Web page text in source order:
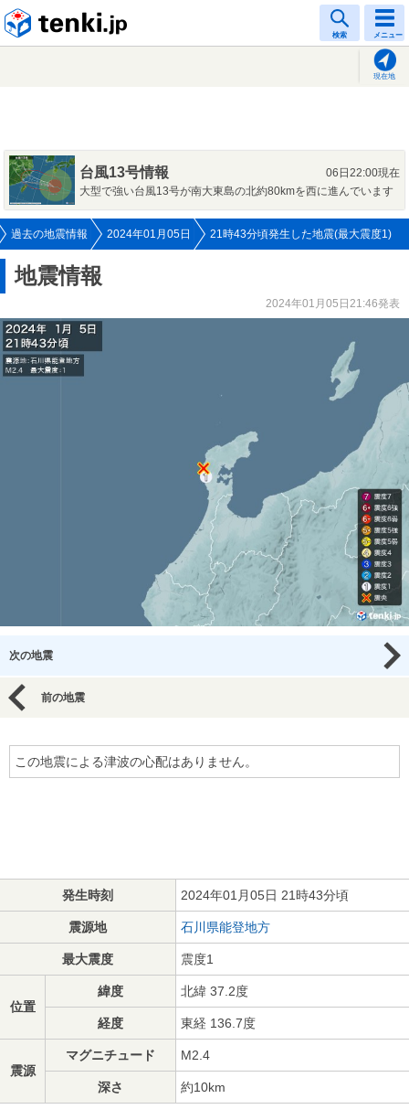
検索 メニュー
現在地
台風13号情報
06日22:00現在
大型で強い台風13号が南大東島の北約80kmを西に進んでいます
過去の地震情報 2024年01月05日 21時43分頃発生した地震(最大震度1)
地震情報
2024年01月05日21:46発表
次の地震
前の地震
この地震による津波の心配はありません。
発生時刻 2024年01月05日 21時43分頃
震源地 石川県能登地方
最大震度 震度1
位置
緯度 北緯 37.2度
経度 東経 136.7度
震源
マグニチュード M2.4
深さ 約10km